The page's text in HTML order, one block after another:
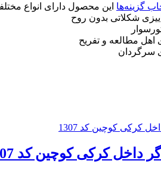
گزینه‌ها این محصول دارای انواع
شکلاتی بدون روح
اهل مطالعه و تفریح
سرگردان
کرکی کوچین کد 1307